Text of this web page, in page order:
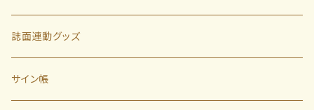
有原航平
甲斐拓也
海野隆司
内野手
川瀬晃
外野手
誌面連動グッズ
サイン帳